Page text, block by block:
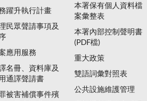
躍升執行計畫
民眾聲請事項及
應用服務
名冊、資料庫及
通譯聲請書
被害補償事件殯
本署保有個人資料檔
案彙整表
本署內部控制聲明書
(PDF檔)
重大政策
雙語詞彙對照表
公共設施維護管理